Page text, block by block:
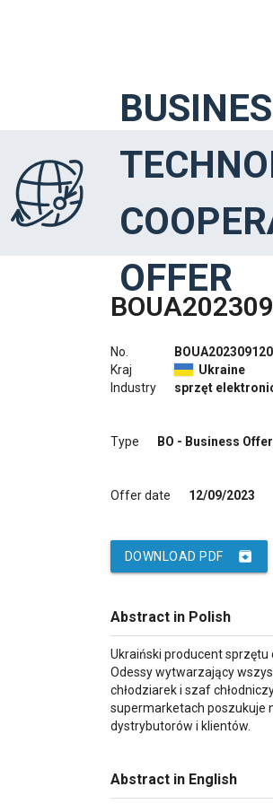
OFFER
No.
Kraj
Industry
Ukraine
sprzęt
Type BO - Business Offer
Offer date 12/09/2023
archive
DOWNLOAD PDF
Abstract in Polish
Ukraiński producent sprzętu
Odessy wytwarzający
chłodziarek i szaf
supermarketach poszukuje
dystrybutorów i klientów.
Abstract in English